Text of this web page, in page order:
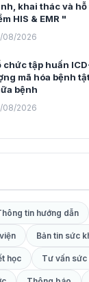
khai thác và
HIS & EMR "
08/2026
chức tập huấn
mã hóa bệnh
bệnh
08/2026
tin hướng dẫn
Bản tin sức
học Tư vấn sức